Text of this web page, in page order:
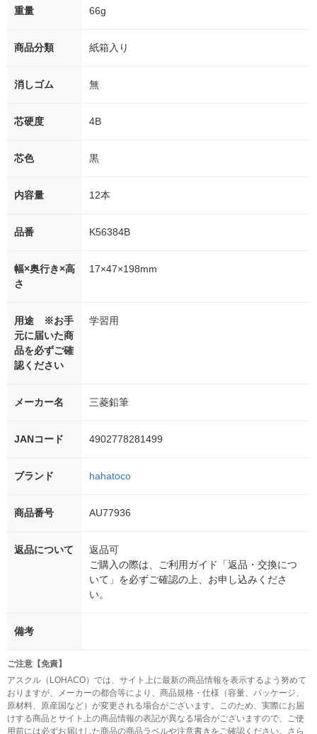
重量 66g
商品分類 紙箱入り
消しゴム 無
芯硬度 4B
芯色 黒
内容量 12本
品番 K56384B
幅×奥行き×高
さ
17×47×198mm
用途 ※お手
元に届いた商
品を必ずご確
認ください
学習用
メーカー名 三菱鉛筆
JANコード 4902778281499
ブランド hahatoco
商品番号 AU77936
返品について
返品可
ご購入の際は、ご利用ガイド「返品・交換につ
いて」を必ずご確認の上、お申し込みくださ
い。
備考
ご注意【免責】
アスクル（LOHACO）では、サイト上に最新の商品情報を表示するよう努めて
おりますが、メーカーの都合等により、商品規格・仕様（容量、パッケージ、
原材料、原産国など）が変更される場合がございます。このため、実際にお届
けする商品とサイト上の商品情報の表記が異なる場合がございますので、ご使
用前には必ずお届けした商品の商品ラベルや注意書きをご確認ください。さら